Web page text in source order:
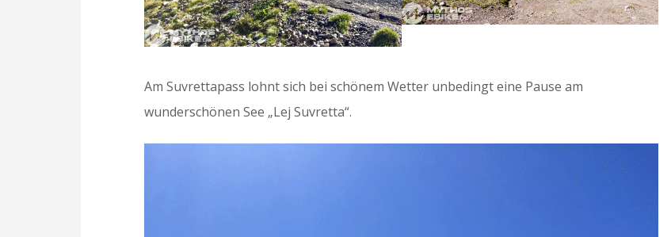
Am Suvrettapass lohnt sich bei schönem Wetter unbedingt eine Pause am
wunderschönen See „Lej Suvretta“.